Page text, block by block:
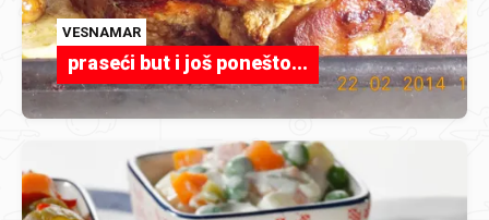
VESNAMAR
praseći but i još ponešto...